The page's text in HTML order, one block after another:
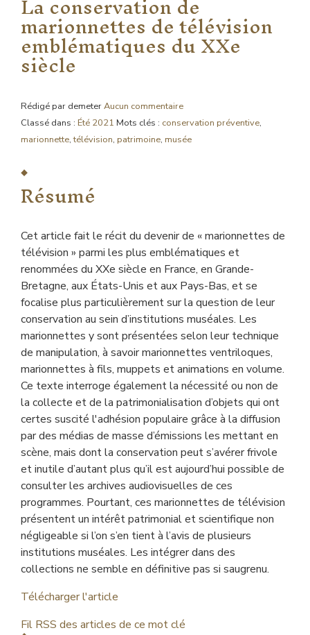
marionnettes de télévision
emblématiques du XXe
siècle
Rédigé par demeterAucun commentaire
Classé dans : Été 2021 Mots clés : conservation préventive,
marionnette,télévision, patrimoine, musée
Résumé
Cet article fait le récit du devenir de « marionnettes de
télévision » parmi les plus emblématiques et
renommées du XXe siècle en France, en Grande-
Bretagne, aux États-Unis et aux Pays-Bas, et se
focalise plus particulièrement sur la question de leur
conservation au sein d’institutions muséales. Les
marionnettes y sont présentées selon leur technique
de manipulation, à savoir marionnettes ventriloques,
marionnettes à fils, muppets et animations en volume.
Ce texte interroge également la nécessité ou non de
la collecte et de la patrimonialisation d’objets qui ont
certes suscité l'adhésion populaire grâce à la diffusion
par des médias de masse d’émissions les mettant en
scène, mais dont la conservation peut s’avérer frivole
et inutile d’autant plus qu’il est aujourd’hui possible de
consulter les archives audiovisuelles de ces
programmes. Pourtant, ces marionnettes de télévision
présentent un intérêt patrimonial et scientifique non
négligeable si l’on s’en tient à l’avis de plusieurs
institutions muséales. Les intégrer dans des
collections ne semble en définitive pas si saugrenu.
Télécharger l'article
Fil RSS des articles de ce mot clé